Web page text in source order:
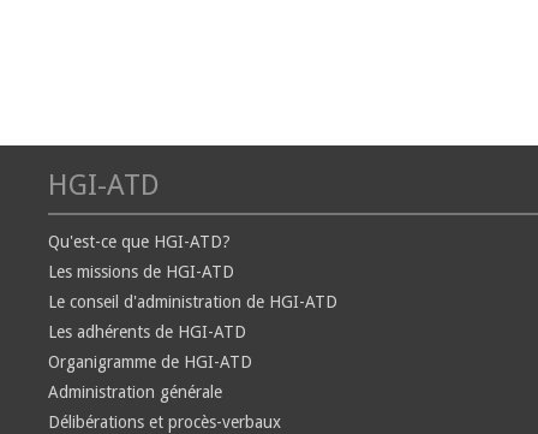
HGI-ATD
Qu'est-ce que HGI-ATD?
Les missions de HGI-ATD
Le conseil d'administration de HGI-ATD
Les adhérents de HGI-ATD
Organigramme de HGI-ATD
Administration générale
Délibérations et procès-verbaux